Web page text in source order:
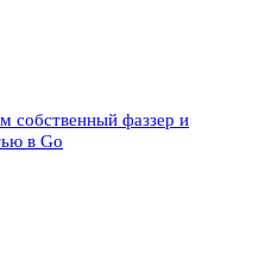
собственный фаззер и
в Go